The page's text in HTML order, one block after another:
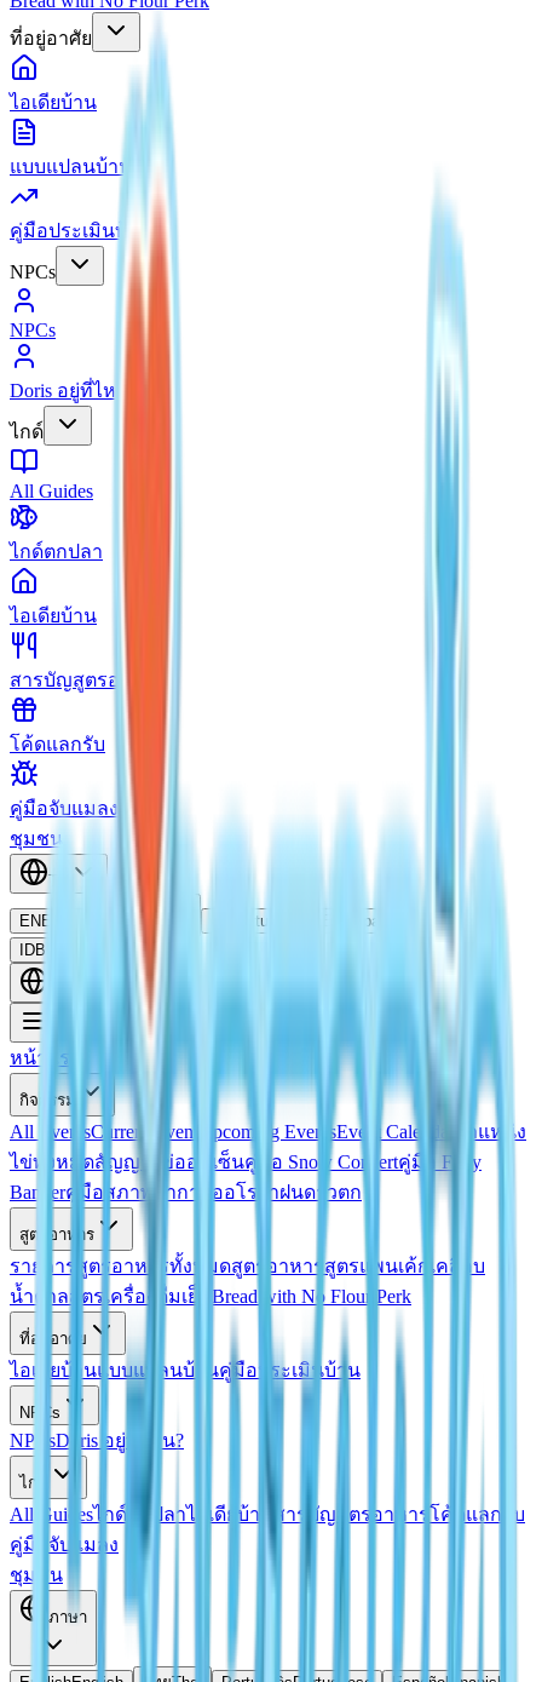
ที่อยู่อาศัย
ไอเดียบ้าน
แบบแปลนบ้าน
คู่มือประเมินบ้าน
NPCs
NPCs
Doris อยู่ที่ไหน?
ไกด์
All Guides
ไกด์ตกปลา
ไอเดียบ้าน
สารบัญสูตรอาหาร
โค้ดแลกรับ
คู่มือจับแมลง
ชุมชน
TH
EN English ไทย Português
Español
IDBahasa Indonesia
หน้าแรก
กิจกรรม
All EventsCurrent Event Upcoming EventsEvent Calendar
ตำแหน่ง
ไข่ทั้งหมดสัญญาไข่ออนเซ็นคู่มือ Snow Concertคู่มือ Fairy
Bannerคู่มือสภาพอากาศออโรราฝนดาวตก
สูตรอาหาร
รายการสูตรอาหารทั้งหมดสูตรอาหาร สูตรแพนเค้กเคลือบ
น้ำตาลสูตรเครื่องดื่มเย็น Bread with No Flour Perk
ที่อยู่อาศัย
ไอเดียบ้านแบบแปลนบ้านคู่มือประเมินบ้าน
NPCs
NPCsDoris อยู่ที่ไหน?
ไกด์
All Guidesไกด์ตกปลาไอเดียบ้าน สารบัญสูตรอาหาร โค้ดแลกรับ
คู่มือจับแมลง
ชุมชน
ภาษา